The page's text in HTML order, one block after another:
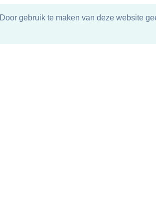
gebruik te maken van deze website